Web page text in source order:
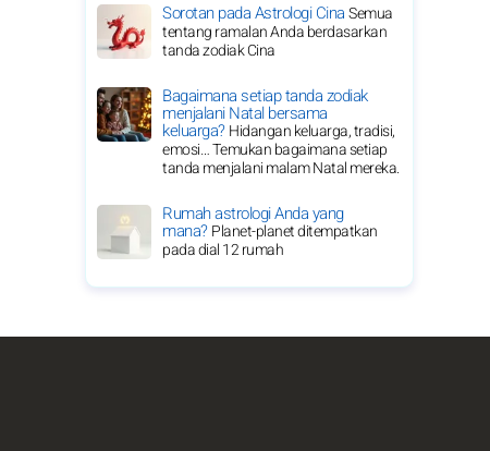
Sorotan pada Astrologi CinaSemua
tentang ramalan Anda berdasarkan
tanda zodiak Cina
Bagaimana setiap tanda zodiak
menjalani Natal bersama
keluarga?Hidangan keluarga, tradisi,
emosi… Temukan bagaimana setiap
tanda menjalani malam Natal mereka.
Rumah astrologi Anda yang
mana?Planet-planet ditempatkan
pada dial 12 rumah